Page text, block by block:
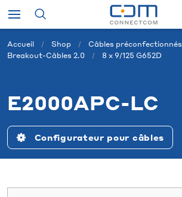
Accueil Shop
Câbles préconfectionnés
Breakout-Câbles 2.0
8 x 9/125 G652D
E2000APC-LC
Configurateur pour câbles